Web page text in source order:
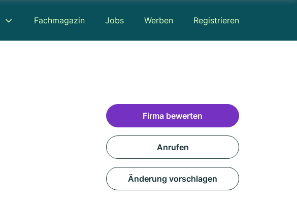
Fachmagazin Jobs Werben Registrieren
Firma bewerten
Anrufen
Änderung vorschlagen